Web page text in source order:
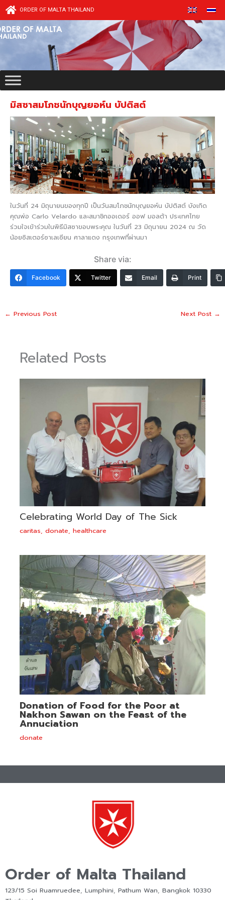
Skip
content
ORDER OF MALTA THAILAND
มิสซาสมโภชนักบุญยอห์น บัปติสต์
ในวันที่ 24 มิถุนายนของทุกปี เป็นวันสมโภชนักบุญยอห์น บัปติสต์ บังเกิด
คุณพ่อ Carlo Velardo และสมาชิกออเดอร์ ออฟ มอลต้า ประเทศไทย
ร่วมใจเข้าร่วมในพิธีมิสซาขอบพระคุณ ในวันที่ 23 มิถุนายน 2024 ณ วัด
น้อยซิสเตอร์ซาเลเซียน ศาลาแดง กรุงเทพที่ผ่านมา
Share via:
Facebook Twitter Email Print
← Previous Post Next Post →
Related Posts
Celebrating World Day of The Sick
caritas, donate, healthcare
Donation of Food for the Poor at
Nakhon Sawan on the Feast of the
Annuciation
donate
Order of Malta Thailand
123/15 Soi Ruamruedee, Lumphini, Pathum Wan, Bangkok 10330